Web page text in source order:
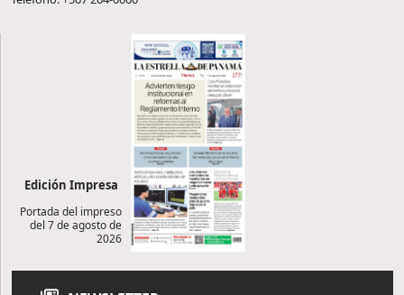
Edición Impresa
Portada del impreso
del 7 de agosto de
2026